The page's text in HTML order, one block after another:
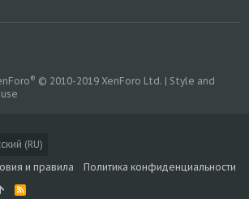
(RU)
и правила
Политика конфиденциальности
R
® © 2010-2019 XenForo Ltd. | Style and